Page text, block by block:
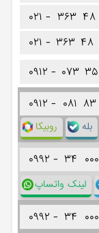
۰۲۱ - ۳۶۳ ۴۸
۰۲۱ - ۳۶۳ ۴۸
۰۹۱۲ - ۰۷۳ ۳۵
۰۹۱۲ - ۰۸۱ ۸۳
روبیکا بله
۰۹۹۲ - ۳۴ ۰۰۰
لینک واتساپ
۰۹۹۲ - ۳۴ ۰۰۰